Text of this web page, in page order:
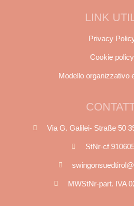
LINK
Privacy
Cookie policy
Modello organizzativo
Via G. Galilei- Straße 50
StNr-cf
MWStNr-part. IVA